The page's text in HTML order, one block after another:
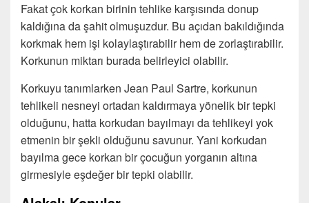
Fakat çok korkan birinin tehlike karşısında donup
kaldığına da şahit olmuşuzdur. Bu açıdan bakıldığında
korkmak hem işi kolaylaştırabilir hem de zorlaştırabilir.
Korkunun miktarı burada belirleyici olabilir.
Korkuyu tanımlarken Jean Paul Sartre, korkunun
tehlikeli nesneyi ortadan kaldırmaya yönelik bir tepki
olduğunu, hatta korkudan bayılmayı da tehlikeyi yok
etmenin bir şekli olduğunu savunur. Yani korkudan
bayılma gece korkan bir çocuğun yorganın altına
girmesiyle eşdeğer bir tepki olabilir.